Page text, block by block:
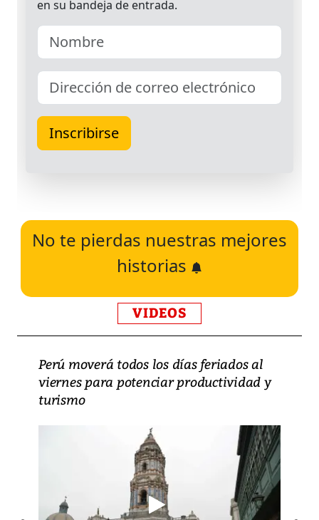
No te pierdas nuestras mejores
historias
VIDEOS
Perú moverá todos los días feriados al
viernes para potenciar productividad y
turismo